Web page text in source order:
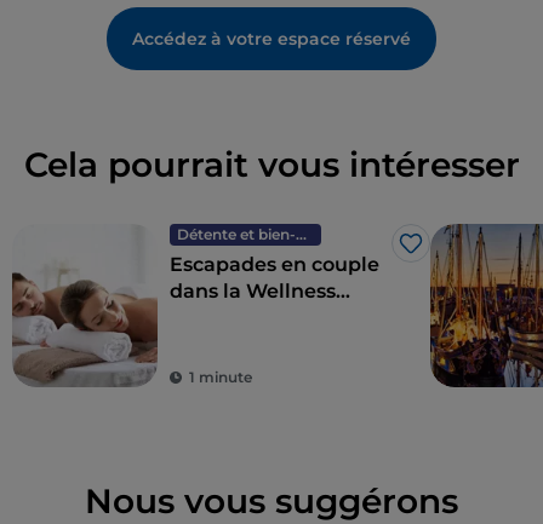
Accédez à votre espace réservé
Cela pourrait vous intéresser
Détente et bien-être
J’aime
Escapades en couple
dans la Wellness
1 minute
Nous vous suggérons